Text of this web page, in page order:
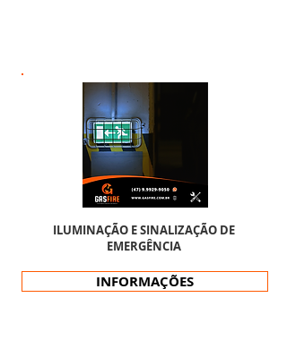
INFORMAÇÕES
ILUMINAÇÃO E SINALIZAÇÃO DE
EMERGÊNCIA